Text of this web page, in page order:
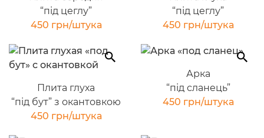
“під цеглу”
450 грн/штука
“під цеглу”
450 грн/штука
Плита глуха
“під бут” з окантовкою
450 грн/штука
Арка
“під сланець”
450 грн/штука